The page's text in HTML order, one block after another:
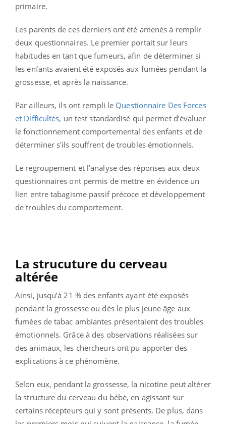
primaire.
Les parents de ces derniers ont été amenés à remplir
deux questionnaires. Le premier portait sur leurs
habitudes en tant que fumeurs, afin de déterminer si
les enfants avaient été exposés aux fumées pendant la
grossesse, et après la naissance.
Par ailleurs, ils ont rempli le Questionnaire Des Forces
et Difficultés, un test standardisé qui permet d’évaluer
le fonctionnement comportemental des enfants et de
déterminer s'ils souffrent de troubles émotionnels.
Le regroupement et l’analyse des réponses aux deux
questionnaires ont permis de mettre en évidence un
lien entre tabagisme passif précoce et développement
de troubles du comportement.
La strucuture du cerveau
altérée
Ainsi, jusqu’à 21 % des enfants ayant été exposés
pendant la grossesse ou dès le plus jeune âge aux
fumées de tabac ambiantes présentaient des troubles
émotionnels. Grâce à des observations réalisées sur
des animaux, les chercheurs ont pu apporter des
explications à ce phénomène.
Selon eux, pendant la grossesse, la nicotine peut altérer
la structure du cerveau du bébé, en agissant sur
certains récepteurs qui y sont présents. De plus, dans